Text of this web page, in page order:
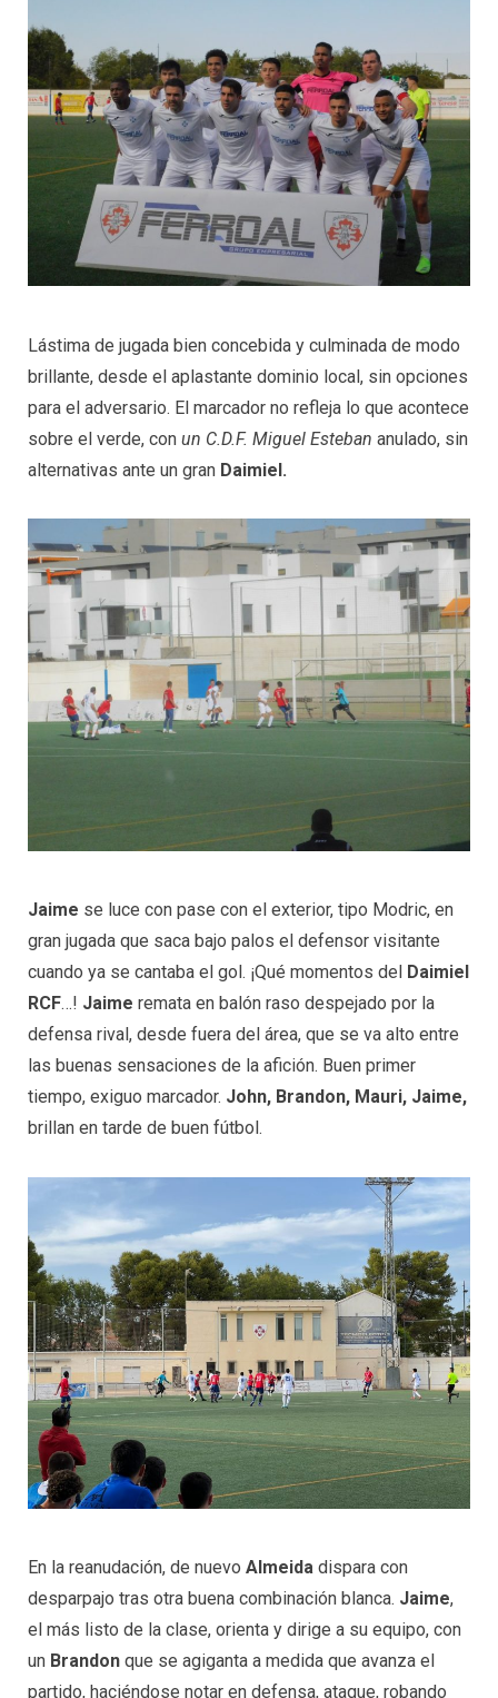
Lástima de jugada bien concebida y culminada de modo
brillante, desde el aplastante dominio local, sin opciones
para el adversario. El marcador no refleja lo que acontece
sobre el verde, con un C.D.F. Miguel Esteban anulado, sin
alternativas ante un gran Daimiel.
Jaime se luce con pase con el exterior, tipo Modric, en
gran jugada que saca bajo palos el defensor visitante
cuando ya se cantaba el gol. ¡Qué momentos del Daimiel
RCF…! Jaime remata en balón raso despejado por la
defensa rival, desde fuera del área, que se va alto entre
las buenas sensaciones de la afición. Buen primer
tiempo, exiguo marcador. John, Brandon, Mauri, Jaime,
brillan en tarde de buen fútbol.
En la reanudación, de nuevo Almeida dispara con
desparpajo tras otra buena combinación blanca. Jaime,
el más listo de la clase, orienta y dirige a su equipo, con
un Brandon que se agiganta a medida que avanza el
partido, haciéndose notar en defensa, ataque, robando